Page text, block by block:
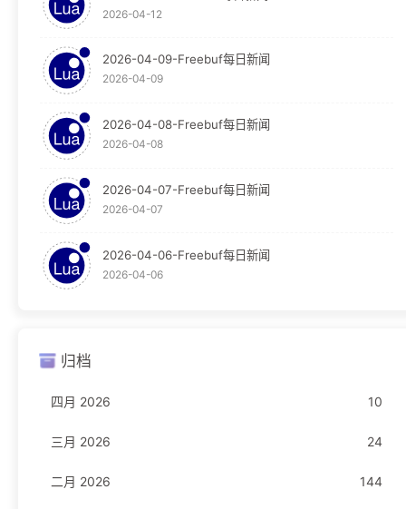
教程
Graylog
Obsidian
OpenResty
WAF
新闻
编程语言
JavaScript
Rust 11
TypeScript 4
2026-04-12
2026-04-09-Freebuf每日新闻
2026-04-09
2026-04-08-Freebuf每日新闻
2026-04-08
2026-04-07-Freebuf每日新闻
2026-04-07
2026-04-06-Freebuf每日新闻
2026-04-06
归档
四月 2026 10
三月 2026 24
二月 2026 144